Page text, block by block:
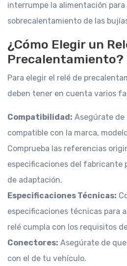
interrumpe la alimentación
sobrecalentamiento de las
¿Cómo Elegir un
Precalentamiento?
Para elegir el relé de
deben tener en cuenta varios
Compatibilidad: Asegúrate de
compatible con la marca,
Comprueba las referencias
especificaciones del fabricante
de adaptación.
Especificaciones Técnicas:
especificaciones técnicas para
relé cumpla con los requisitos
Conectores: Asegúrate de
con el de tu vehículo.